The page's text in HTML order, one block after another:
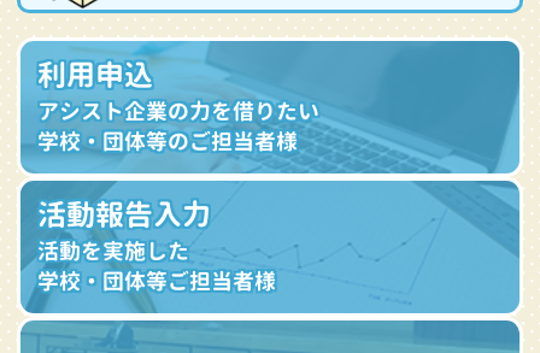
利用申込
アシスト企業の力を借りたい
学校・団体等のご担当者様
活動報告入力
活動を実施した
学校・団体等ご担当者様